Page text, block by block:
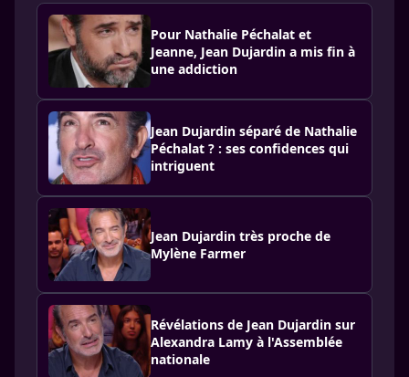
Pour Nathalie Péchalat et
Jeanne, Jean Dujardin a mis fin à
une addiction
Jean Dujardin séparé de Nathalie
Péchalat ? : ses confidences qui
intriguent
Jean Dujardin très proche de
Mylène Farmer
Révélations de Jean Dujardin sur
Alexandra Lamy à l'Assemblée
nationale